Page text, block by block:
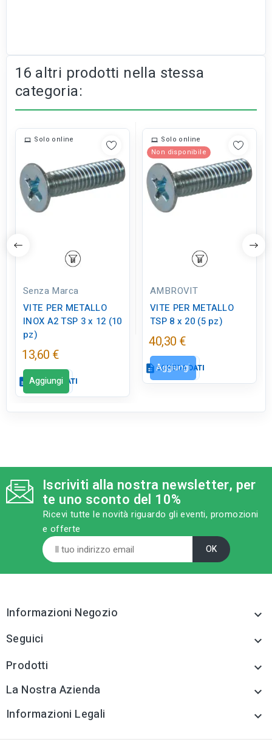
16 altri prodotti nella stessa
categoria:
Solo online
Senza Marca
VITE PER METALLO
INOX A2 TSP 3 x 12 (10
pz)
13,60 €
descriptionSCHEDA DATI
qr_code_2
CODICE FIGURA
VB0061
category
MODELLO
TSP 3 x 12
sell
CATEGORIA PRODOTTO
Viti per metallo
Disponibile online
tuneTIPO TESTA VITE
TSP
Aggiungi
Solo online
Non disponibile
AMBROVIT
VITE PER METALLO
TSP 8 x 20 (5 pz)
40,30 €
descriptionSCHEDA DATI
VB0060
category
MODELLO
TSP 8 x 20
Viti per metallo
tuneTIPO
Aggiungi
Iscriviti alla nostra newsletter, per
te uno sconto del 10%
Ricevi tutte le novità riguardo gli eventi, promozioni
e offerte
Informazioni Negozio 
Seguici 
Prodotti 
La Nostra Azienda 
Informazioni Legali 